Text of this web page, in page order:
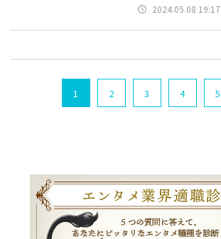
2024.05.08 19:17
1 2 3 4 5